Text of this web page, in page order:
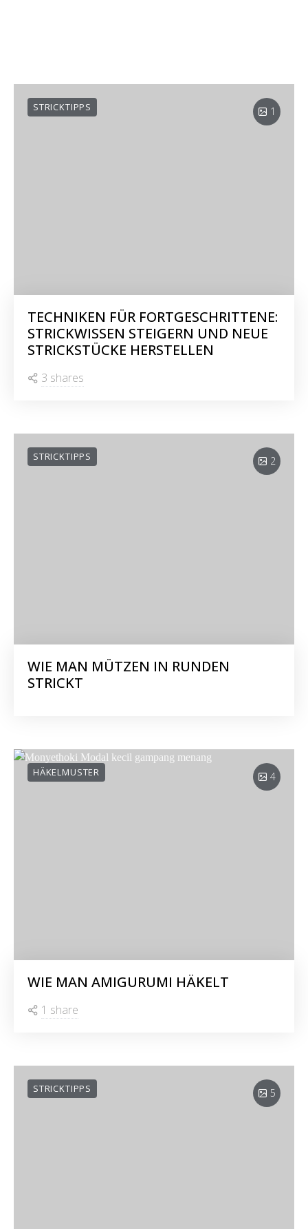
1
STRICKTIPPS
TECHNIKEN FÜR FORTGESCHRITTENE:
STRICKWISSEN STEIGERN UND NEUE
STRICKSTÜCKE HERSTELLEN
3 shares
2
STRICKTIPPS
WIE MAN MÜTZEN IN RUNDEN
STRICKT
4
HÄKELMUSTER
WIE MAN AMIGURUMI HÄKELT
1 share
5
STRICKTIPPS